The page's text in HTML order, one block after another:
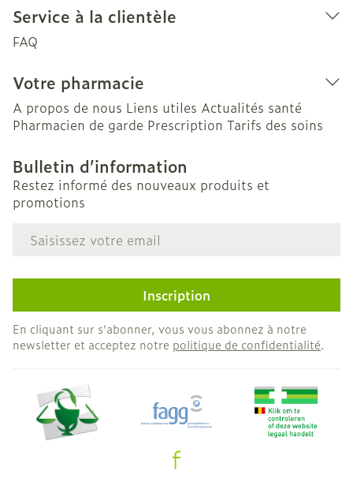
Service à la clientèle
FAQ
Votre pharmacie
A propos de nous Liens utiles Actualités santé
Pharmacien de garde Prescription Tarifs des soins
Bulletin d’information
Restez informé des nouveaux produits et
promotions
Adresse mail
Inscription
En cliquant sur s'abonner, vous vous abonnez à notre
newsletter et acceptez notre politique de confidentialité.